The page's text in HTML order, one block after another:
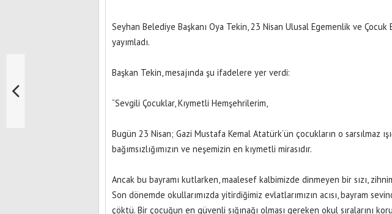
Seyhan Belediye Başkanı Oya Tekin, 23 Nisan Ulusal Egemenlik ve Çocuk
yayımladı.
Başkan Tekin, mesajında şu ifadelere yer verdi:
“Sevgili Çocuklar, Kıymetli Hemşehrilerim,
Bugün 23 Nisan; Gazi Mustafa Kemal Atatürk’ün çocukların o sarsılmaz
bağımsızlığımızın ve neşemizin en kıymetli mirasıdır.
Ancak bu bayramı kutlarken, maalesef kalbimizde dinmeyen bir sızı,
Son dönemde okullarımızda yitirdiğimiz evlatlarımızın acısı, bayram
çöktü. Bir çocuğun en güvenli sığınağı olması gereken okul sıralarını